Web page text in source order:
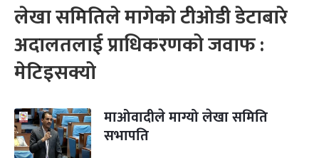
लेखा समितिले मागेको टीओडी डेटाबारे
अदालतलाई प्राधिकरणको जवाफ :
मेटिइसक्यो
माओवादीले माग्यो लेखा समिति
सभापति